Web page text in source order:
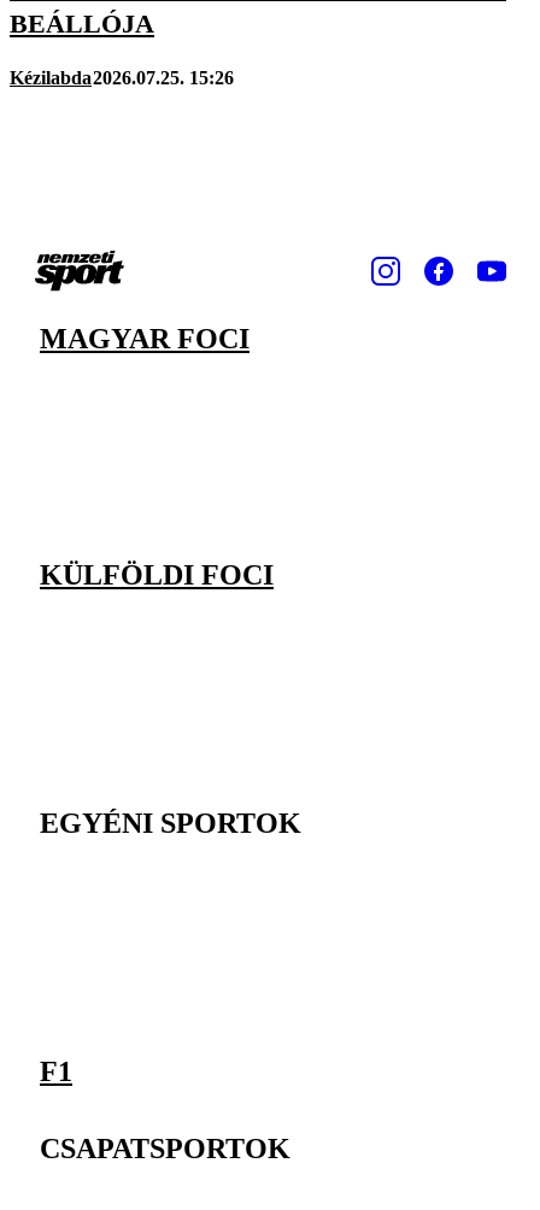
BEÁLLÓJA
Kézilabda2026.07.25. 15:26
MAGYAR FOCI
KÜLFÖLDI FOCI
EGYÉNI SPORTOK
F1
CSAPATSPORTOK